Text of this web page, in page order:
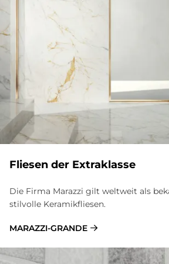
Flie­sen der Ex­tra­klas­se
Die Firma Marazzi gilt weltweit als
stilvolle Keramikfliesen.
MARAZZI-GRANDE